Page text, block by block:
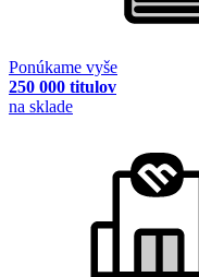
Ponúkame vyše
250 000 titulov
na sklade